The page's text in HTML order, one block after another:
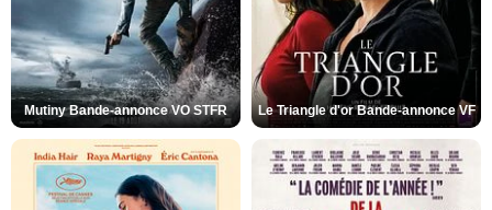
Mutiny Bande-annonce VO STFR Le Triangle d'or Bande-annonce VF